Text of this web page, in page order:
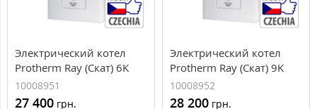
Электрический котел
Protherm Ray (Скат) 6K
(3+3кВт)
10008951
27 400 грн.
Электрический котел
Protherm Ray (Скат) 9K
(3+6 кВт) (10008952)
10008952
28 200 грн.